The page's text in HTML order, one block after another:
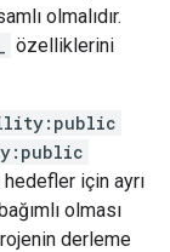
olmalıdır.
özelliklerini
için ayrı
olması
derleme